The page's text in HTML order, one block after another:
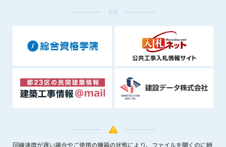
PR
回線速度が遅い場合やご使用の機器の状態により、ファイルを開くのに時
する場合を除き、第三者に開示または提供しないものとしま
(1) 会員が、自己の個人情報の開示に事前に同意している場合
(2) 個々の会員を特定できない統計的な処理をした形式で第三
(3) 第三者および管理者の権利、財産、安全等を保護するため
に必要であると管理者が判断した場合
(4) 法令等により開示を求められた場合
管理者は、会員が登録した内容が以下に該当する、またはその